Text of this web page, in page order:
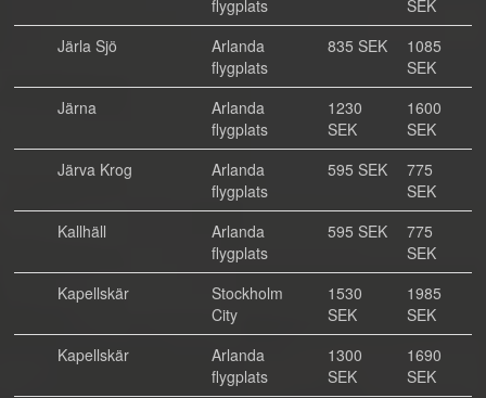
flygplats
SEK
Järla Sjö
Arlanda
flygplats
835 SEK
1085
SEK
Järna
Arlanda
flygplats
1230
SEK
1600
SEK
Järva Krog
Arlanda
flygplats
595 SEK
775
SEK
Kallhäll
Arlanda
flygplats
595 SEK
775
SEK
Kapellskär
Stockholm
City
1530
SEK
1985
SEK
Kapellskär
Arlanda
flygplats
1300
SEK
1690
SEK